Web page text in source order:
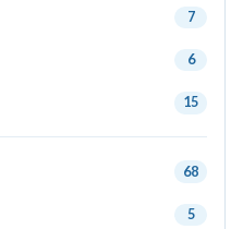
7
6
15
68
5